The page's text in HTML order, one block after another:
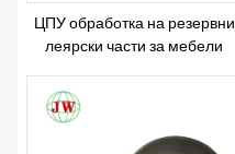
ЦПУ обработка на резервни
леярски части за мебели